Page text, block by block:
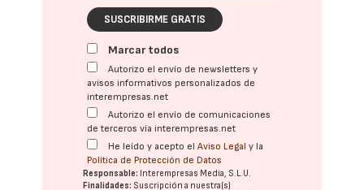
SUSCRIBIRME GRATIS
Marcar todos
Autorizo el envío de newsletters y
avisos informativos personalizados de
interempresas.net
Autorizo el envío de comunicaciones
de terceros vía interempresas.net
He leído y acepto elAviso Legal y la
Política de Protección de Datos
Responsable: Interempresas Media, S.L.U.
Finalidades: Suscripción a nuestra(s)